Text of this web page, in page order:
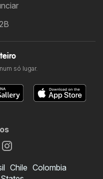
só lugar.
Chile Colombia